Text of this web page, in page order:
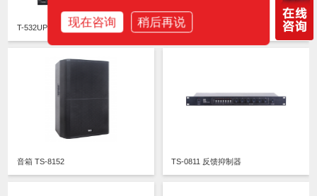
T-532UP 无线麦 TR-41200A 专业功放
音箱 TS-8152 TS-0811 反馈抑制器
现在咨询 稍后再说